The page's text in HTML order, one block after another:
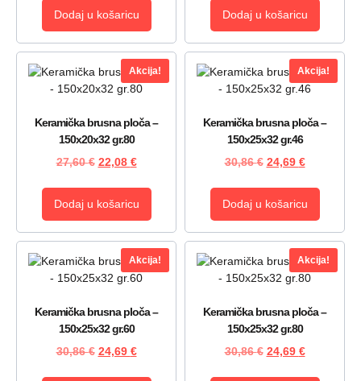
Dodaj u košaricu Dodaj u košaricu
Akcija!
Keramička brusna ploča –
150x20x32 gr.80
27,60€ 22,08 €
Dodaj u košaricu
Akcija!
Keramička brusna ploča –
150x25x32 gr.46
30,86€ 24,69 €
Dodaj u košaricu
Akcija!
Keramička brusna ploča –
150x25x32 gr.60
30,86€ 24,69 €
Akcija!
Keramička brusna ploča –
150x25x32 gr.80
30,86€ 24,69 €